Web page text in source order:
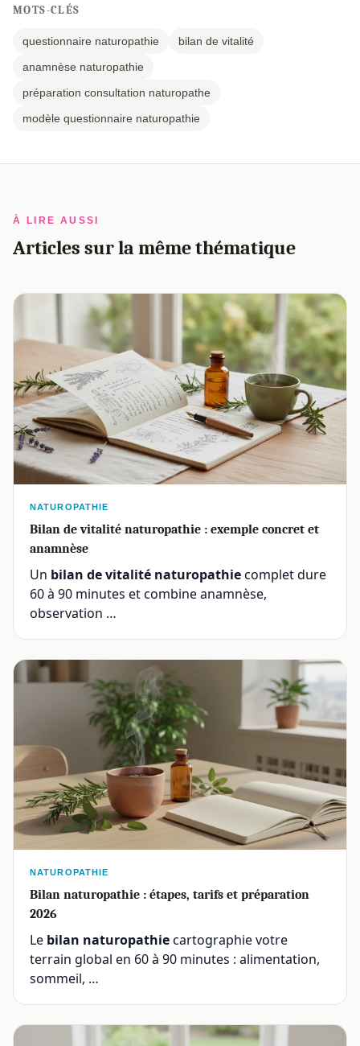
MOTS-CLÉS
questionnaire naturopathie
bilan de vitalité
anamnèse naturopathie
préparation consultation naturopathe
modèle questionnaire naturopathie
À LIRE AUSSI
Articles sur la même thématique
NATUROPATHIE
Bilan de vitalité naturopathie : exemple concret et
anamnèse
Un bilan de vitalité naturopathiecomplet dure
60 à 90 minutes et combine anamnèse,
observation …
NATUROPATHIE
Bilan naturopathie : étapes, tarifs et préparation
2026
Le bilan naturopathiecartographie votre
terrain global en 60 à 90 minutes : alimentation,
sommeil, …